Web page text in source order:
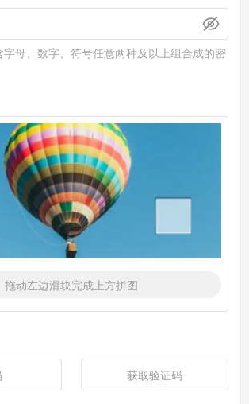
母、数字、符号任意两种及以上组合成的密
拖动左边滑块完成上方拼图
获取验证码